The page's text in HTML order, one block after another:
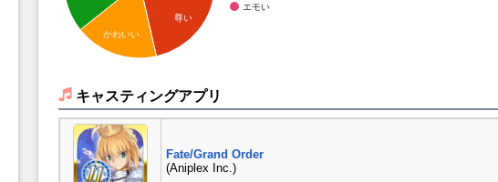
エモい
尊い
かわいい
キャスティングアプリ
Fate/Grand Order
(Aniplex Inc.)